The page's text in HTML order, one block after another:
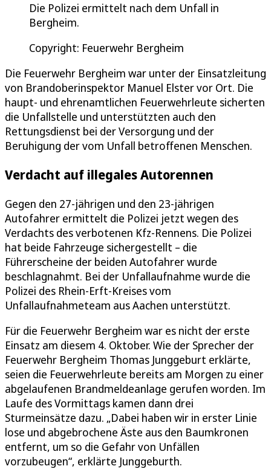
Die Polizei ermittelt nach dem Unfall in
Bergheim.
Copyright: Feuerwehr Bergheim
Die Feuerwehr Bergheim war unter der Einsatzleitung
von Brandoberinspektor Manuel Elster vor Ort. Die
haupt- und ehrenamtlichen Feuerwehrleute sicherten
die Unfallstelle und unterstützten auch den
Rettungsdienst bei der Versorgung und der
Beruhigung der vom Unfall betroffenen Menschen.
Verdacht auf illegales Autorennen
Gegen den 27-jährigen und den 23-jährigen
Autofahrer ermittelt die Polizei jetzt wegen des
Verdachts des verbotenen Kfz-Rennens. Die Polizei
hat beide Fahrzeuge sichergestellt – die
Führerscheine der beiden Autofahrer wurde
beschlagnahmt. Bei der Unfallaufnahme wurde die
Polizei des Rhein-Erft-Kreises vom
Unfallaufnahmeteam aus Aachen unterstützt.
Für die Feuerwehr Bergheim war es nicht der erste
Einsatz am diesem 4. Oktober. Wie der Sprecher der
Feuerwehr Bergheim Thomas Junggeburt erklärte,
seien die Feuerwehrleute bereits am Morgen zu einer
abgelaufenen Brandmeldeanlage gerufen worden. Im
Laufe des Vormittags kamen dann drei
Sturmeinsätze dazu. „Dabei haben wir in erster Linie
lose und abgebrochene Äste aus den Baumkronen
entfernt, um so die Gefahr von Unfällen
vorzubeugen“, erklärte Junggeburth.